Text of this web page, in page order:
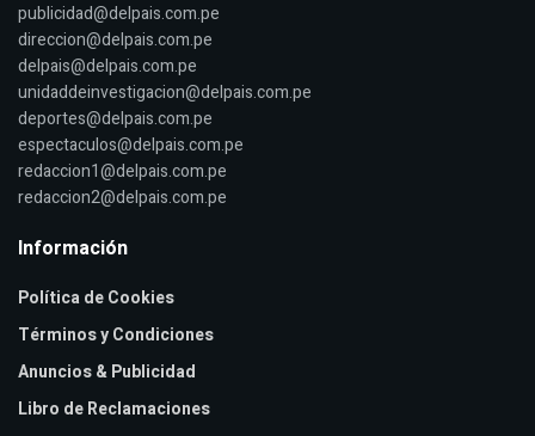
publicidad@delpais.com.pe
direccion@delpais.com.pe
delpais@delpais.com.pe
unidaddeinvestigacion@delpais.com.pe
deportes@delpais.com.pe
espectaculos@delpais.com.pe
redaccion1@delpais.com.pe
redaccion2@delpais.com.pe
Información
Política de Cookies
Términos y Condiciones
Anuncios & Publicidad
Libro de Reclamaciones